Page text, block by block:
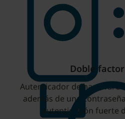
Doble factor
Autenticador de hardware
además de una
autenticación fuerte